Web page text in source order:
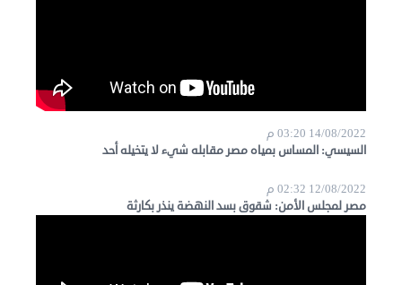
14/08/2022 03:20 م
السيسي: المساس بمياه مصر مقابله شيء لا يتخيله أحد
12/08/2022 02:32 م
مصر لمجلس الأمن: شقوق بسد النهضة ينذر بكارثة